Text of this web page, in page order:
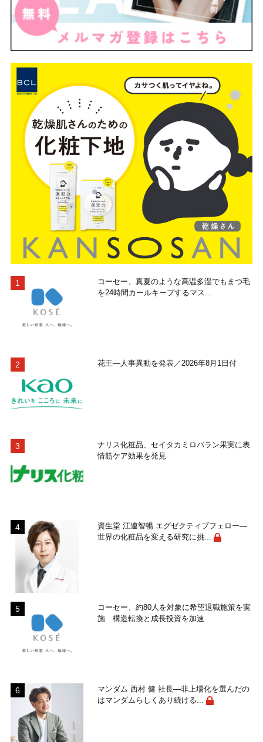
コーセー、真夏のような高温多湿でもまつ毛
を24時間カールキープするマス...
花王―人事異動を発表／2026年8月1日付
ナリス化粧品、セイタカミロバラン果実に表
情筋ケア効果を発見
資生堂 江連智暢 エグゼクティブフェロー―
世界の化粧品を変える研究に挑...
コーセー、約80人を対象に希望退職施策を実
施 構造転換と成長投資を加速
マンダム 西村 健 社長―非上場化を選んだの
はマンダムらしくあり続ける...